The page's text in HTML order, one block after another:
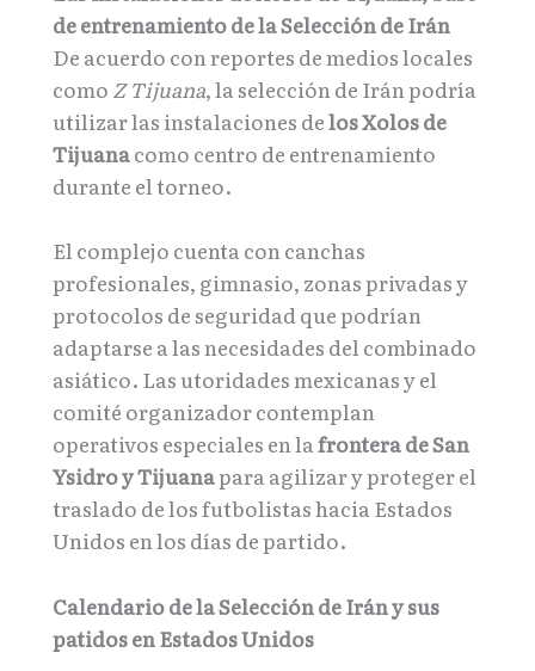
de entrenamiento de la Selección de Irán
De acuerdo con reportes de medios locales
como Z Tijuana, la selección de Irán podría
utilizar las instalaciones delos Xolos de
Tijuanacomo centro de entrenamiento
durante el torneo.
El complejo cuenta con canchas
profesionales, gimnasio, zonas privadas y
protocolos de seguridad que podrían
adaptarse a las necesidades del combinado
asiático. Las utoridades mexicanas y el
comité organizador contemplan
operativos especiales en lafrontera de San
Ysidro y Tijuanapara agilizar y proteger el
traslado de los futbolistas hacia Estados
Unidos en los días de partido.
Calendario de la Selección de Irán y sus
patidos en Estados Unidos